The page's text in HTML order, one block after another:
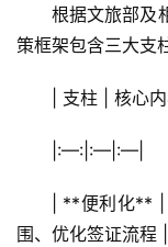
根据文旅部及
策框架包含三大支
| 支柱 | 核心
|:—:|:—|:—|
| **便利化**
围、优化签证流程 |